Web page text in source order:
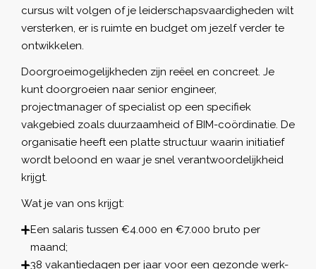
cursus wilt volgen of je leiderschapsvaardigheden wilt
versterken, er is ruimte en budget om jezelf verder te
ontwikkelen.
Doorgroeimogelijkheden zijn reëel en concreet. Je
kunt doorgroeien naar senior engineer,
projectmanager of specialist op een specifiek
vakgebied zoals duurzaamheid of BIM-coördinatie. De
organisatie heeft een platte structuur waarin initiatief
wordt beloond en waar je snel verantwoordelijkheid
krijgt.
Wat je van ons krijgt:
Een salaris tussen €4.000 en €7.000 bruto per
maand;
38 vakantiedagen per jaar voor een gezonde werk-